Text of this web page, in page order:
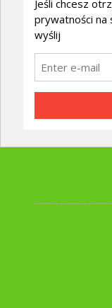
Jeśli chcesz
prywatności na
wyślij